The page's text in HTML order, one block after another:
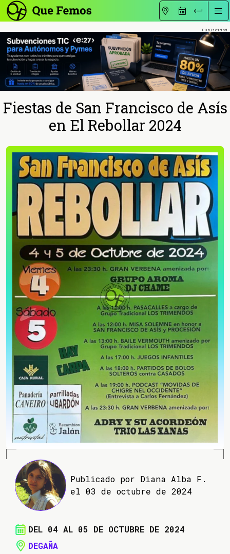
Fiestas de San Francisco de Asís
en El Rebollar 2024
Publicado por Diana Alba F.
el 03 de octubre de 2024
DEL 04 AL 05 DE OCTUBRE DE 2024
DEGAÑA